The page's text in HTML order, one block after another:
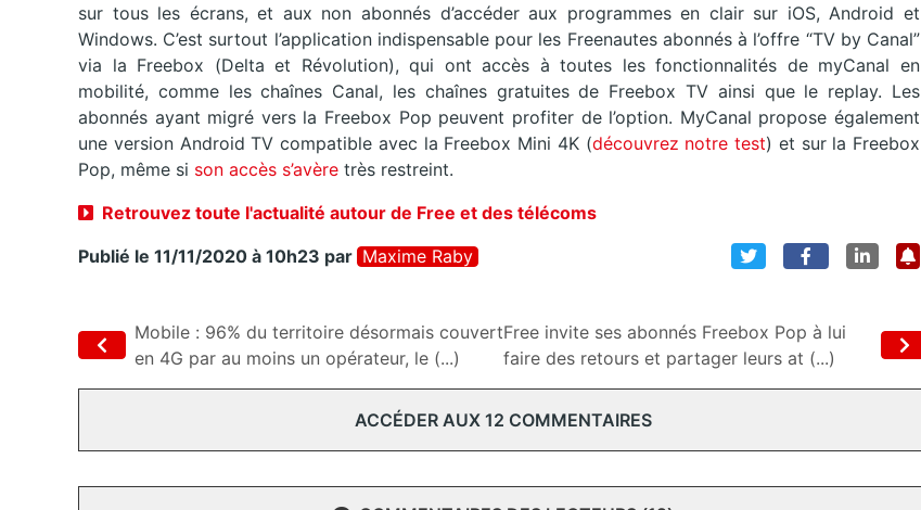
sur tous les écrans, et aux non abonnés d’accéder aux programmes en clair sur iOS, Android et
Windows. C’est surtout l’application indispensable pour les Freenautes abonnés à l’offre “TV by Canal”
via la Freebox (Delta et Révolution), qui ont accès à toutes les fonctionnalités de myCanal en
mobilité, comme les chaînes Canal, les chaînes gratuites de Freebox TV ainsi que le replay. Les
abonnés ayant migré vers la Freebox Pop peuvent profiter de l’option. MyCanal propose également
une version Android TV compatible avec la Freebox Mini 4K (découvrez notre test) et sur la Freebox
Pop, même si son accès s’avère très restreint.
Retrouvez toute l'actualité autour de Free et des télécoms
Publié le 11/11/2020 à 10h23 par Maxime Raby
Mobile : 96% du territoire désormais couvert
en 4G par au moins un opérateur, le (...)
Free invite ses abonnés Freebox Pop à lui
faire des retours et partager leurs at (...)
ACCÉDER AUX 12 COMMENTAIRES